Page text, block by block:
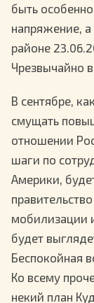
быть
напряжение, а
районе
Чрезвычайно
В сентябре,
смущать
отношении
шаги по
Америки,
мобилизации
будет
Беспокойная
Ко всему
некий план